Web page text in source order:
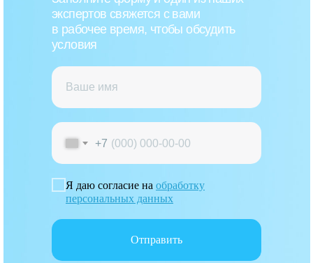
экспертов свяжется с вами
в рабочее время, чтобы обсудить
условия
+7
Я даю согласие на обработку
персональных данных
Отправить